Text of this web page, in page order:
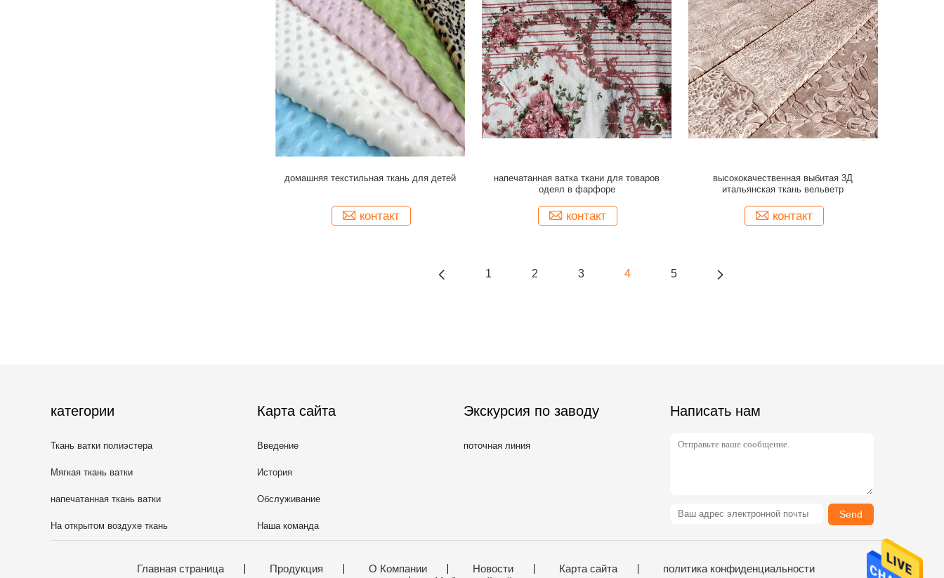
домашняя текстильная ткань для детей
контакт
напечатанная ватка ткани для товаров
одеял в фарфоре
контакт
высококачественная выбитая 3Д
итальянская ткань вельветр
контакт
1 2 3 4 5
категории
Ткань ватки полиэстера
Мягкая ткань ватки
напечатанная ткань ватки
На открытом воздухе ткань
Карта сайта
Введение
История
Обслуживание
Наша команда
Экскурсия по заводу
поточная линия
Написать нам
Send
Главная страница Продукция О Компании Новости Карта сайта
политика конфиденциальности